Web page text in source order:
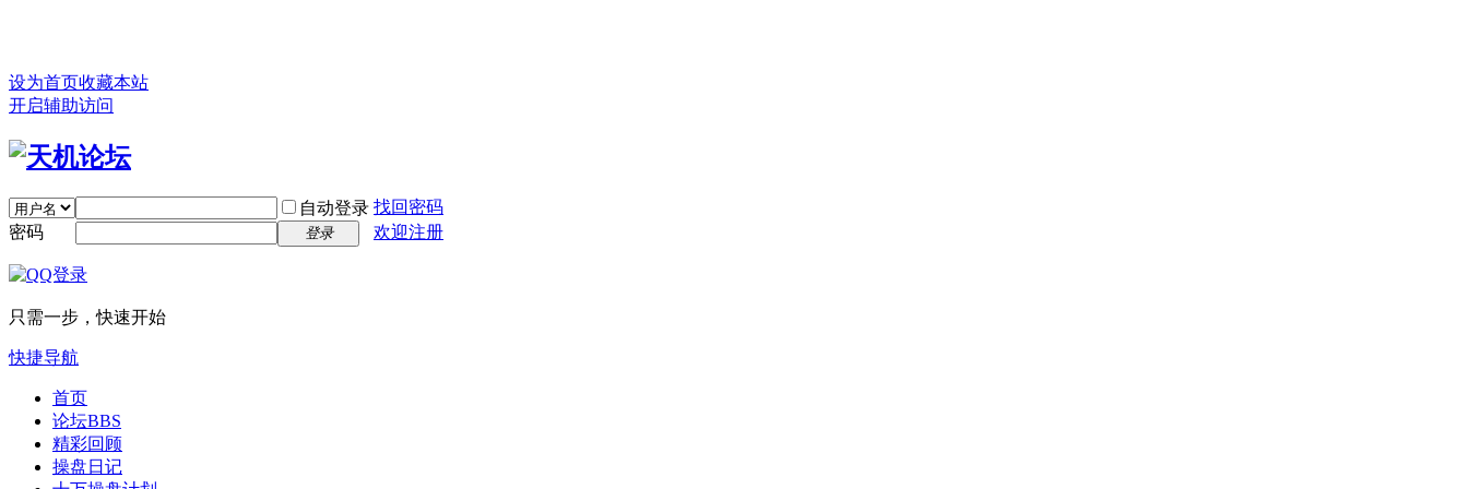
设为首页收藏本站
开启辅助访问
自动登录 找回密码
密码
登录 欢迎注册
只需一步，快速开始
快捷导航
首页
论坛BBS
精彩回顾
操盘日记